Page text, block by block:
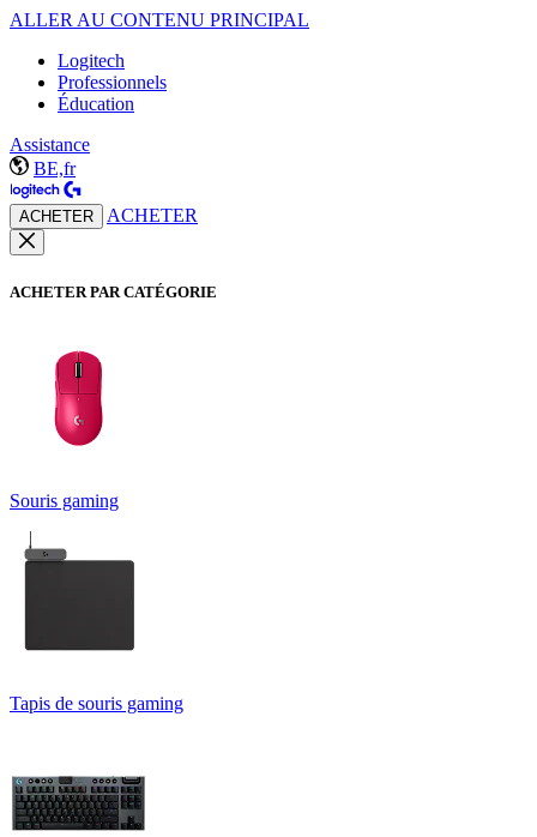
ALLER AU CONTENU PRINCIPAL
Logitech
Professionnels
Éducation
Assistance
BE,fr
ACHETER ACHETER
ACHETER PAR CATÉGORIE
Souris gaming
Tapis de souris gaming